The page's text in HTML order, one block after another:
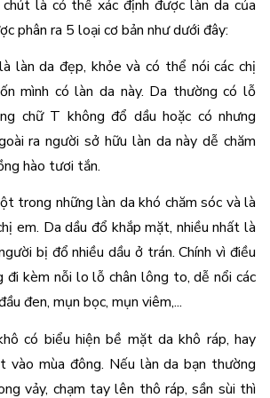
là có thể xác định được làn da của
phân ra 5 loại cơ bản như dưới đây:
làn da đẹp, khỏe và có thể nói các chị
mình có làn da này. Da thường có lỗ
chữ T không đổ dầu hoặc có nhưng
ra người sở hữu làn da này dễ chăm
hào tươi tắn.
trong những làn da khó chăm sóc và là
em. Da dầu đổ khắp mặt, nhiều nhất là
bị đổ nhiều dầu ở trán. Chính vì điều
đi kèm nỗi lo lỗ chân lông to, dễ nổi các
đen, mụn bọc, mụn viêm,...
có biểu hiện bề mặt da khô ráp, hay
vào mùa đông. Nếu làn da bạn thường
vảy, chạm tay lên thô ráp, sần sùi thì